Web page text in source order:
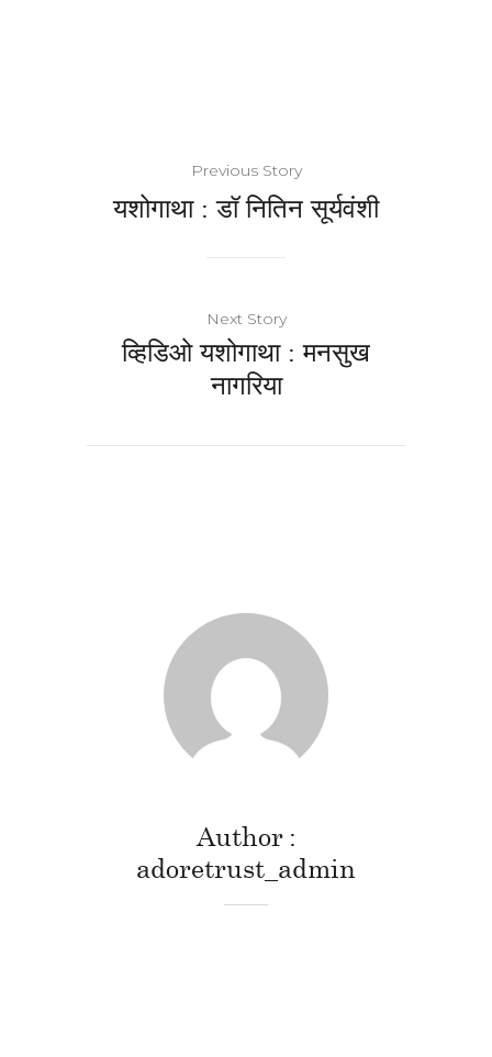
Previous Story
यशोगाथा : डॉ नितिन सूर्यवंशी
Next Story
व्हिडिओ यशोगाथा : मनसुख
नागरिया
Author
adoretrust_admin